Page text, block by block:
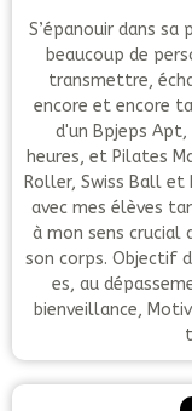
S’épanouir dans
beaucoup de
transmettre,
encore et encore
d'un Bpjeps Apt,
heures, et Pilates
Roller, Swiss Ball
avec mes élèves
à mon sens crucial
son corps. Objectif
es, au
bienveillance,